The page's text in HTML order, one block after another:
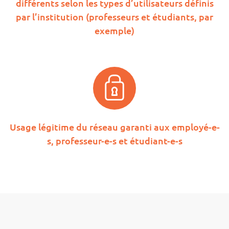
différents selon les types d’utilisateurs définis
par l’institution (professeurs et étudiants, par
exemple)
Usage légitime du réseau garanti aux employé-e-
s, professeur-e-s et étudiant-e-s